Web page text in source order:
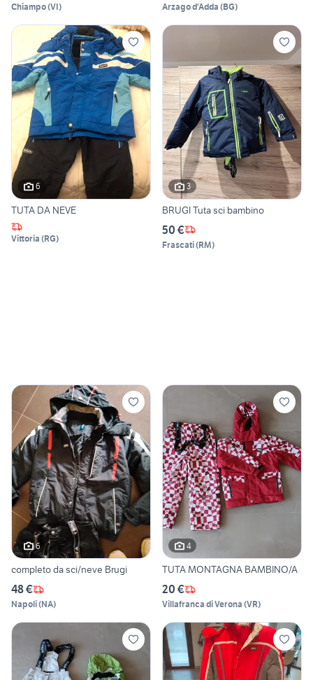
Chiampo(VI) Arzago d'Adda (BG)
6
TUTA DA NEVE
Vittoria (RG)
3
BRUGI Tuta sci bambino
50 €
Frascati(RM)
6
completo da sci/neve Brugi
48 €
Napoli(NA)
4
TUTA MONTAGNA BAMBINO/A
20 €
Villafranca di Verona (VR)